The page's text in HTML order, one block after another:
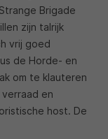
Brigade
zijn talrijk
vrij goed
de Horde- en
om te klauteren
en
host. De